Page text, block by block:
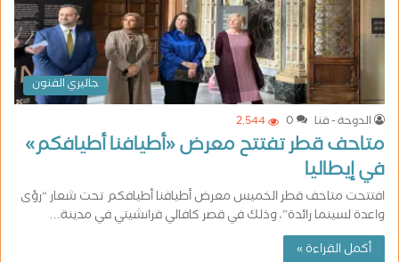
جاليري الفنون
الدوحة - قنا
0 2٬544
متاحف قطر تفتتح معرض «أطيافنا أطيافكم»
في إيطاليا
افتتحت متاحف قطر الخميس معرض أطيافنا أطيافكم تحت شعار “رؤى
واعدة لسينما رائدة”، وذلك في قصر كافالي فرانشيتي في مدينة…
أكمل القراءة »